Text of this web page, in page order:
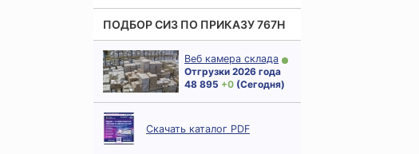
ПОДБОР СИЗ ПО ПРИКАЗУ 767Н
Веб камера склада
Отгрузки 2026 года
48 895 + 0 (Сегодня)
Скачать каталог PDF